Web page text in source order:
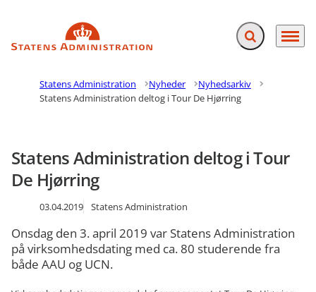
Gå til forsiden Fold søgefelt ud
Menu
Statens Administration Nyheder
Nyhedsarkiv
Statens Administration deltog i Tour De Hjørring
Statens Administration deltog i Tour
De Hjørring
03.04.2019 Statens Administration
Onsdag den 3. april 2019 var Statens Administration
på virksomhedsdating med ca. 80 studerende fra
både AAU og UCN.